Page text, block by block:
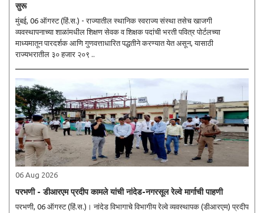
सुरू
मुंबई, 06 ऑगस्ट (हिं.स.) - राज्यातील स्थानिक स्वराज्य संस्था तसेच खाजगी
व्यवस्थापनाच्या शाळांमधील शिक्षण सेवक व शिक्षक पदांची भरती पवित्र पोर्टलच्या
माध्यमातून पारदर्शक आणि गुणवत्ताधारित पद्धतीने करण्यात येत असून, यासाठी
राज्यभरातील ३० हजार २०९ ..
06 Aug 2026
परभणी - डीआरएम प्रदीप कामले यांची नांदेड-नगरसूल रेल्वे मार्गाची पाहणी
परभणी, 06 ऑगस्ट (हिं.स.)। नांदेड विभागाचे विभागीय रेल्वे व्यवस्थापक (डीआरएम) प्रदीप